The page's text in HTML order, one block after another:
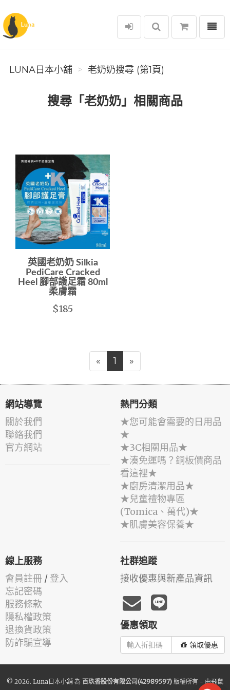
Luna日本小舖
選單
LUNA日本小舖 老奶奶搜尋 (第1頁)
搜尋「老奶奶」相關商品
英國老奶奶 Silkia
PediCare Cracked
Heel 腳部護足霜 80ml
柔膚霜
$185
« 1 »
網站導覽
關於我們
聯絡我們
官方網站
熱門分類
★您可能會需要的日用品
★
★3C相關用品★
★湊免運嗎？銅板價商品
看這裡★
★廚房清潔用品★
★兒童禮物專區
(Tomica、萬代)★
★肌膚美容保養★
線上服務
會員註冊 / 登入
忘記密碼
服務條款
隱私權政策
退換貨政策
防詐騙宣導
社群追蹤
接收優惠與新產品資訊
優惠領取
領取優惠
© 2026. Luna日本小舖 為 百玖香股份有限公司(42989597) 版權所有 - 由飛鼠